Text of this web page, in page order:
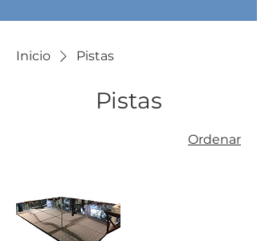
Inicio Pistas
Pistas
Ordenar